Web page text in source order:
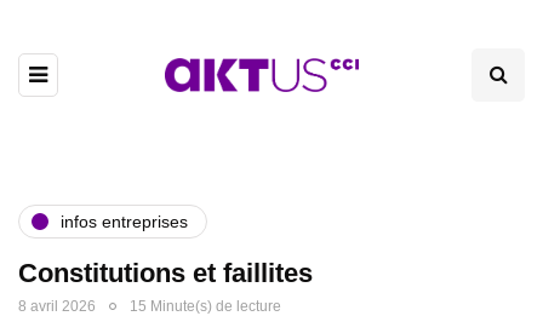
infos entreprises
Constitutions et faillites
8 avril 2026 15 Minute(s) de lecture